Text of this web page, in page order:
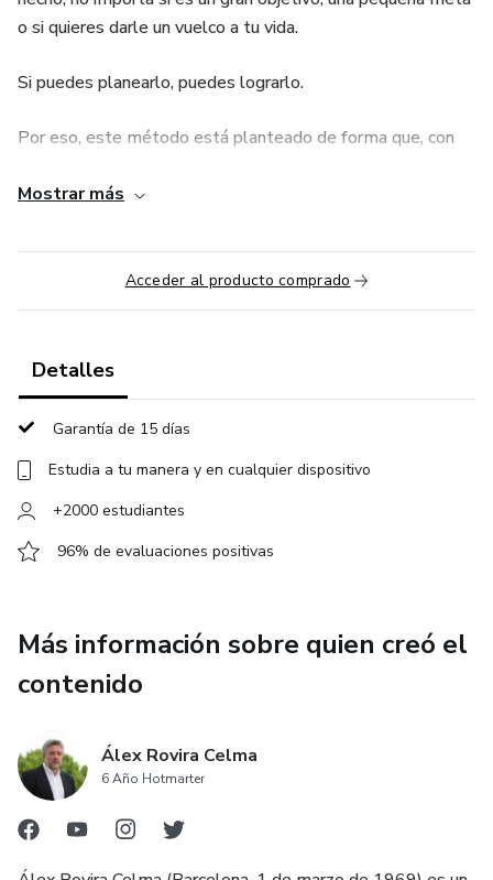
o si quieres darle un vuelco a tu vida.
Si puedes planearlo, puedes lograrlo.
Por eso, este método está planteado de forma que, con
necesaria para cumplir tus objetivos y metas. Es decir, que
que nada te impida llevarlo a cabo.
En definitiva.
Una guía muy práctica, corta y sencilla para que nada te
impida cumplir esos propósitos que sabes que te harían
llevar una Buena Vida, pero que no sabes muy bien cómo
motivación.
Mostrar más
Acceder al producto comprado
Detalles
Garantía de 15 días
Estudia a tu manera y en cualquier dispositivo
+2000 estudiantes
96% de evaluaciones positivas
Más información sobre quien creó el
contenido
Álex Rovira Celma
6 Año Hotmarter